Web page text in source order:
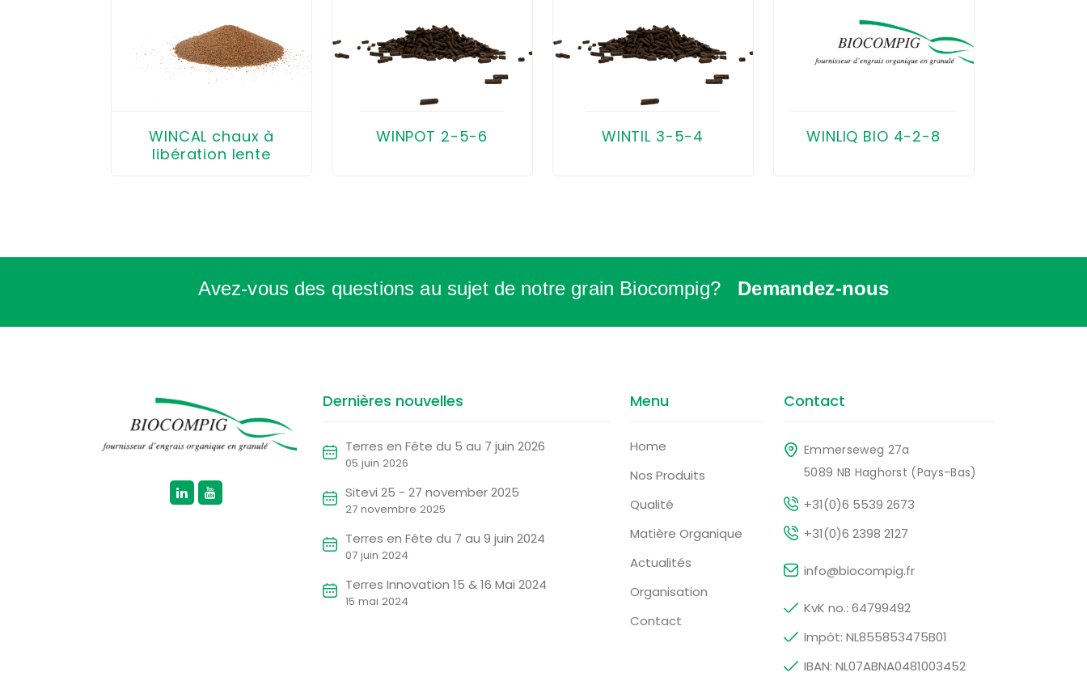
WINCAL chaux à
libération lente
WINPOT 2-5-6 WINTIL 3-5-4 WINLIQ BIO 4-2-8
Avez-vous des questions au sujet de notre grain Biocompig? Demandez-nous
Dernières nouvelles
Terres en Fête du 5 au 7 juin 2026
05 juin 2026
Sitevi 25 - 27 november 2025
27 novembre 2025
Terres en Fête du 7 au 9 juin 2024
07 juin 2024
Terres Innovation 15 & 16 Mai 2024
15 mai 2024
Menu
Home
Nos Produits
Qualité
Matière Organique
Actualités
Organisation
Contact
Contact
Emmerseweg 27a
5089 NB Haghorst (Pays-Bas)
+31(0)6 5539 2673
+31(0)6 2398 2127
info@biocompig.fr
KvK no.: 64799492
Impôt: NL855853475B01
IBAN: NL07ABNA0481003452